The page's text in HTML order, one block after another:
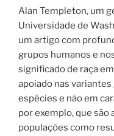
Alan Templeton, um
Universidade de
um artigo com
grupos humanos e
significado de raça
apoiado nas
espécies e não em
por exemplo, que são
populações como